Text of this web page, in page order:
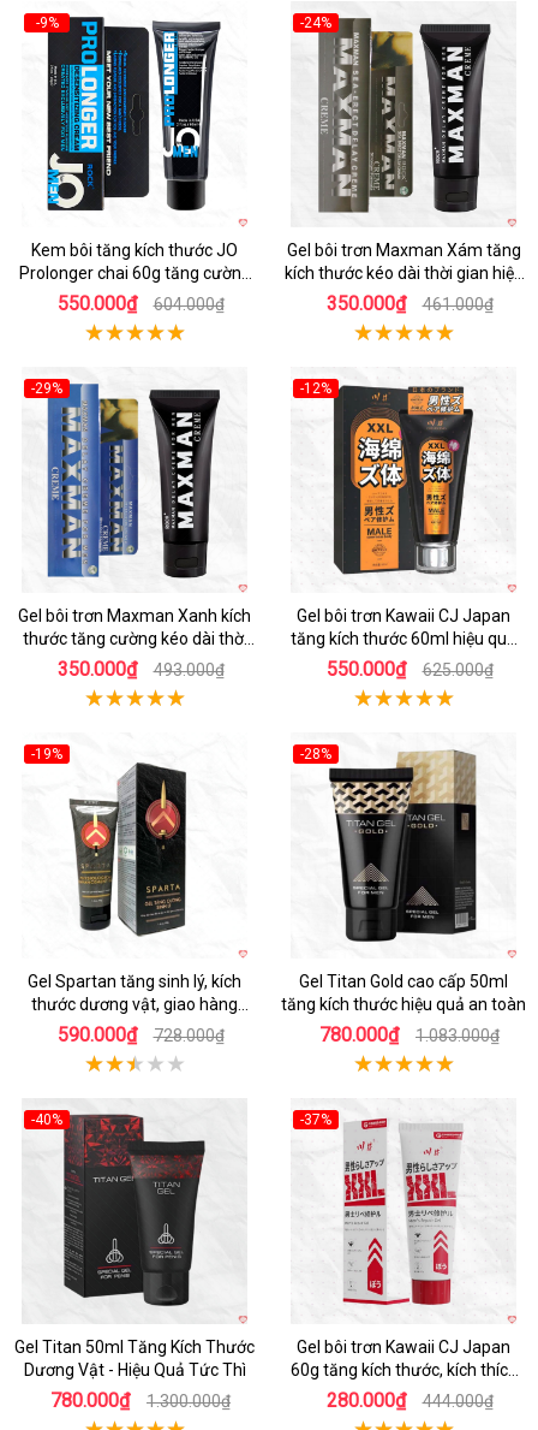
-9%
Kem bôi tăng kích thước JO
Prolonger chai 60g tăng cường
cương lâu hơn
550.000₫ 604.000₫
-24%
Gel bôi trơn Maxman Xám tăng
kích thước kéo dài thời gian hiệu
quả
350.000₫ 461.000₫
-29%
Gel bôi trơn Maxman Xanh kích
thước tăng cường kéo dài thời
gian chai 60ml
350.000₫ 493.000₫
-12%
Gel bôi trơn Kawaii CJ Japan
tăng kích thước 60ml hiệu quả
siêu tốt
550.000₫ 625.000₫
-19%
Gel Spartan tăng sinh lý, kích
thước dương vật, giao hàng
nhanh
590.000₫ 728.000₫
-28%
Gel Titan Gold cao cấp 50ml
tăng kích thước hiệu quả an toàn
780.000₫ 1.083.000₫
-40%
Gel Titan 50ml Tăng Kích Thước
Dương Vật - Hiệu Quả Tức Thì
780.000₫ 1.300.000₫
-37%
Gel bôi trơn Kawaii CJ Japan
60g tăng kích thước, kích thích
mạnh
280.000₫ 444.000₫